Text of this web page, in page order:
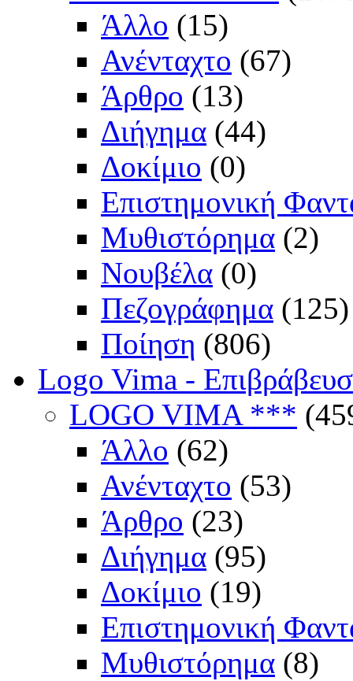
Άλλο (15)
Ανένταχτο (67)
Άρθρο (13)
Διήγημα (44)
Δοκίμιο (0)
Επιστημονική
Μυθιστόρημα (2)
Νουβέλα (0)
Πεζογράφημα (125)
Ποίηση (806)
Logo Vima -
LOGO VIMA ***
Άλλο (62)
Ανένταχτο (53)
Άρθρο (23)
Διήγημα (95)
Δοκίμιο (19)
Επιστημονική
Μυθιστόρημα (8)